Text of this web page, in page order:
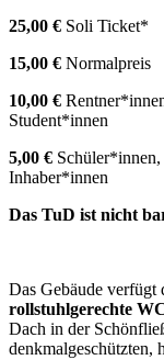
25,00 € Soli Ticket*
15,00 € Normalpreis
10,00 €
Student*innen
5,00 €
Inhaber*innen
Das TuD ist nicht
Das Gebäude verfügt
rollstuhlgerechte
Dach in der
denkmalgeschützten,